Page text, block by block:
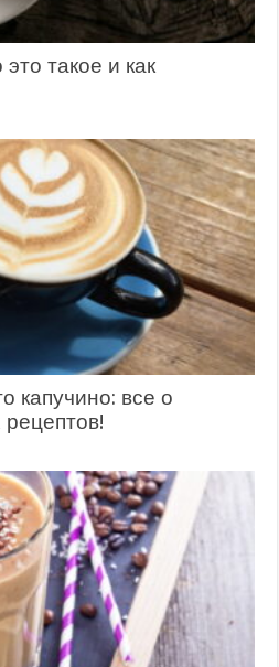
такое и как
капучино: все о